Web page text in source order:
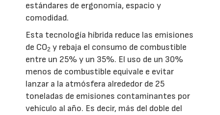
estándares de ergonomía, espacio y
comodidad.
Esta tecnología híbrida reduce las emisiones
de CO2 y rebaja el consumo de combustible
entre un 25% y un 35%. El uso de un 30%
menos de combustible equivale e evitar
lanzar a la atmósfera alrededor de 25
toneladas de emisiones contaminantes por
vehículo al año. Es decir, más del doble del